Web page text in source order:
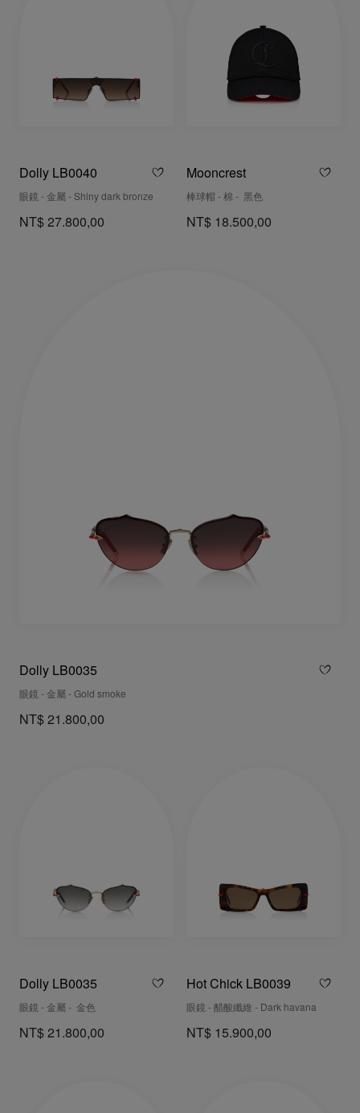
Dolly LB0040
眼鏡 - 金屬 - Shiny dark bronze
NT$ 27.800,00
Mooncrest
棒球帽 - 棉 - 黑色
NT$ 18.500,00
Dolly LB0035
眼鏡 - 金屬 - Gold smoke
NT$ 21.800,00
Dolly LB0035
眼鏡 - 金屬 - 金色
NT$ 21.800,00
Hot Chick LB0039
眼鏡 - 醋酸纖維 - Dark havana
NT$ 15.900,00